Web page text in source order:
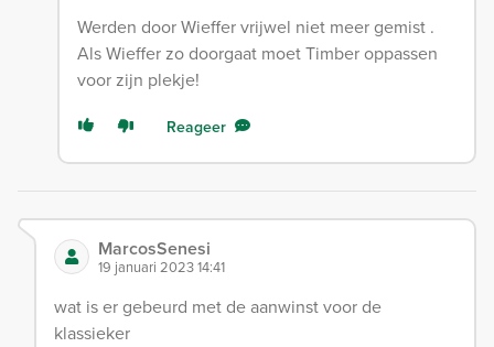
Werden door Wieffer vrijwel niet meer gemist .
Als Wieffer zo doorgaat moet Timber oppassen
voor zijn plekje!
Reageer
MarcosSenesi
19 januari 2023 14:41
wat is er gebeurd met de aanwinst voor de
klassieker